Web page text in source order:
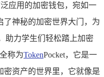
应用的加密钱包，宛如一
了神秘的加密世界大门，为
助力学生们轻松踏上加密
称为TokenPocket，它是一
密资产的世界里，它就像是